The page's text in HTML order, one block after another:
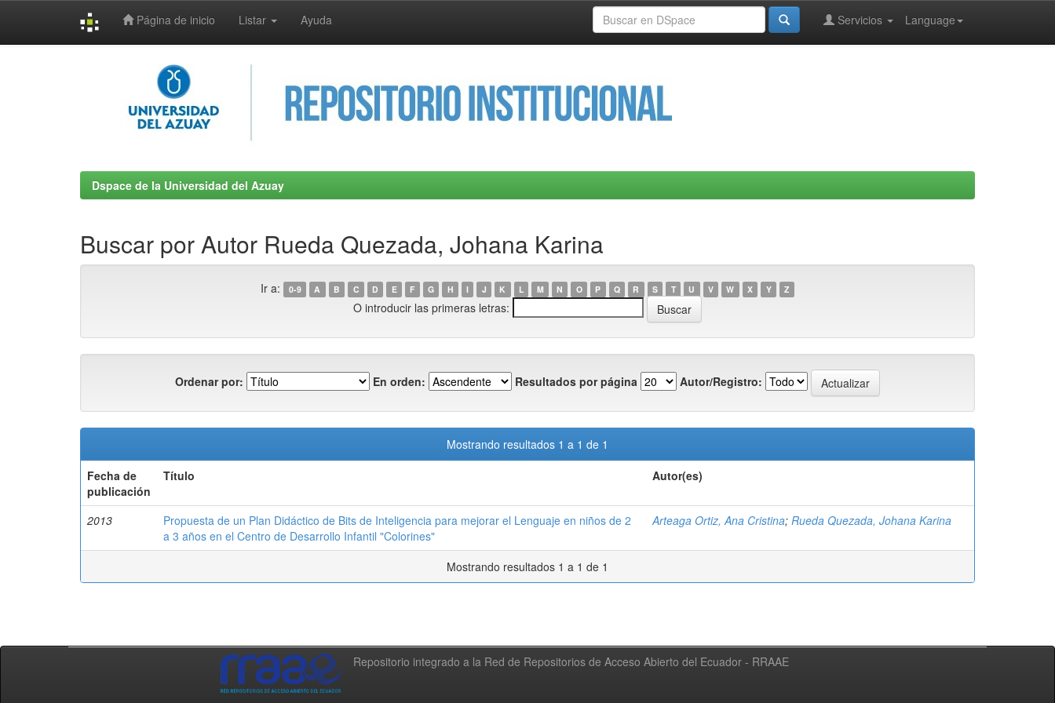
Página de inicio Listar Ayuda Language
Servicios
Dspace de la Universidad del Azuay
Buscar por Autor Rueda Quezada, Johana Karina
Ir a: 0-9 A B C D E F G H I J K L M N O P Q R S T U V W X Y Z
O introducir las primeras letras:
Ordenar por: En orden: Resultados por página Autor/Registro:
Mostrando resultados 1 a 1 de 1
Fecha de
publicación
Título Autor(es)
2013
Propuesta de un Plan Didáctico de Bits de Inteligencia para mejorar el Lenguaje en niños de 2
a 3 años en el Centro de Desarrollo Infantil "Colorines"
Arteaga Ortiz, Ana Cristina; Rueda Quezada, Johana Karina
Mostrando resultados 1 a 1 de 1
Repositorio integrado a la Red de Repositorios de Acceso Abierto del Ecuador - RRAAE